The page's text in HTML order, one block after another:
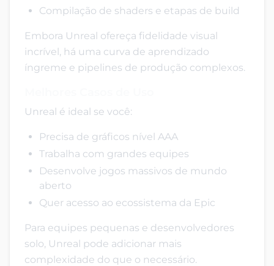
Compilação de shaders e etapas de build
Embora Unreal ofereça fidelidade visual
incrível, há uma curva de aprendizado
íngreme e pipelines de produção complexos.
Unreal é ideal se você:
Precisa de gráficos nível AAA
Trabalha com grandes equipes
Desenvolve jogos massivos de mundo
aberto
Quer acesso ao ecossistema da Epic
Para equipes pequenas e desenvolvedores
solo, Unreal pode adicionar mais
complexidade do que o necessário.